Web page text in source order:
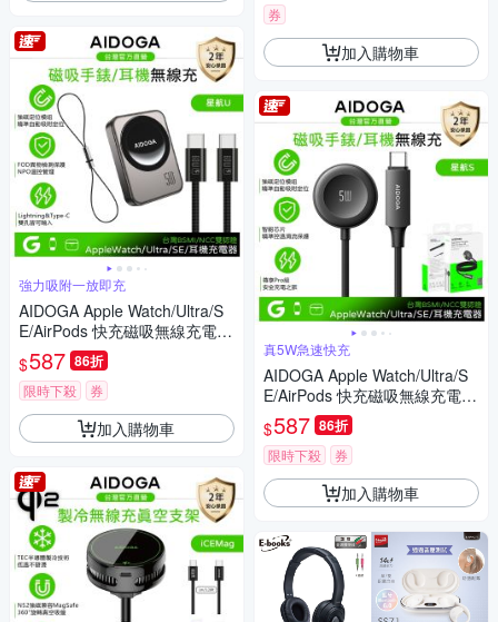
強力吸附一放即充
AIDOGA Apple Watch/Ultra/S
E/AirPods 快充磁吸無線充電器
連接線 星航U 1M Type-C/Light
ning母
$587 86折
限時下殺 券
加入購物車
券
加入購物車
真5W急速快充
AIDOGA Apple Watch/Ultra/S
E/AirPods 快充磁吸無線充電器
連接線 5W 手錶/耳機 星航S 1
M
$587 86折
限時下殺 券
加入購物車